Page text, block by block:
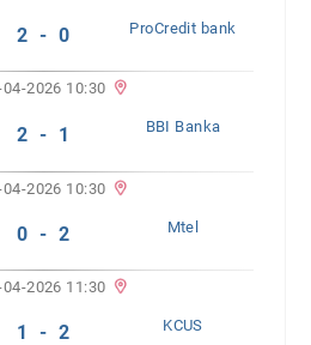
2 - 0 ProCredit bank
04-2026 10:30
2 - 1 BBI Banka
04-2026 10:30
0 - 2 Mtel
04-2026 11:30
1 - 2 KCUS